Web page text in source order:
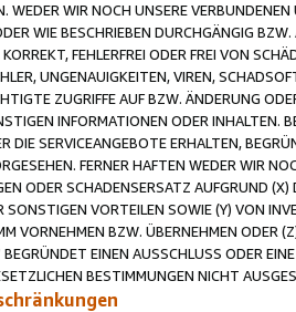
WEDER WIR NOCH UNSERE
WIE BESCHRIEBEN DURCHGÄNGIG
FEHLERFREI ODER FREI VON
UNGENAUIGKEITEN, VIREN,
ZUGRIFFE AUF BZW. ÄNDERUNG
INFORMATIONEN ODER INHALTEN.
DIE SERVICEANGEBOTE ERHALTEN,
FERNER HAFTEN WEDER WIR
ODER SCHADENSERSATZ AUFGRUND
SONSTIGEN VORTEILEN SOWIE (Y) VON
VORNEHMEN BZW. ÜBERNEHMEN ODER
EINEN AUSSCHLUSS ODER
BESTIMMUNGEN NICHT